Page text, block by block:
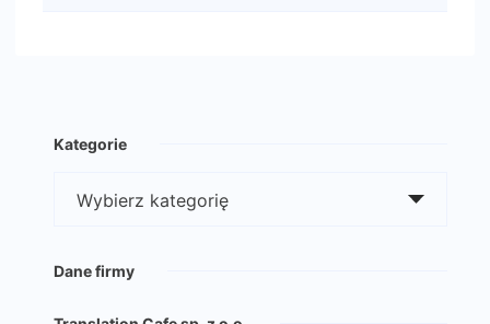
Kategorie
Kategorie
Dane firmy